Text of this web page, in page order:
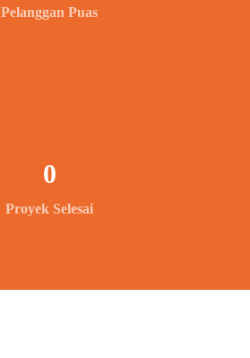
Pelanggan Puas
Proyek Selesai
0